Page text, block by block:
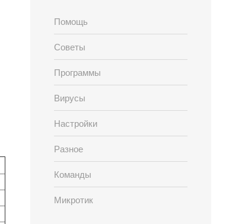
Помощь
Советы
Программы
Вирусы
Настройки
Разное
Команды
Микротик